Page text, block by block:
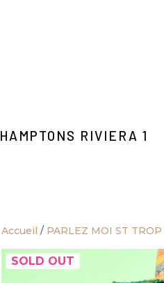
HAMPTONS RIVIERA 1
Accueil / PARLEZ MOI ST TROP
SOLD OUT